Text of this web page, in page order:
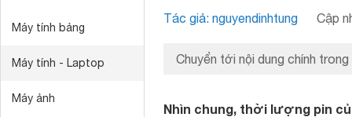
Máy tính bảng
Máy tính - Laptop
Máy ảnh
Tác giả: nguyendinhtung Cập
Chuyển tới nội dung chính trong
Nhìn chung, thời lượng pin